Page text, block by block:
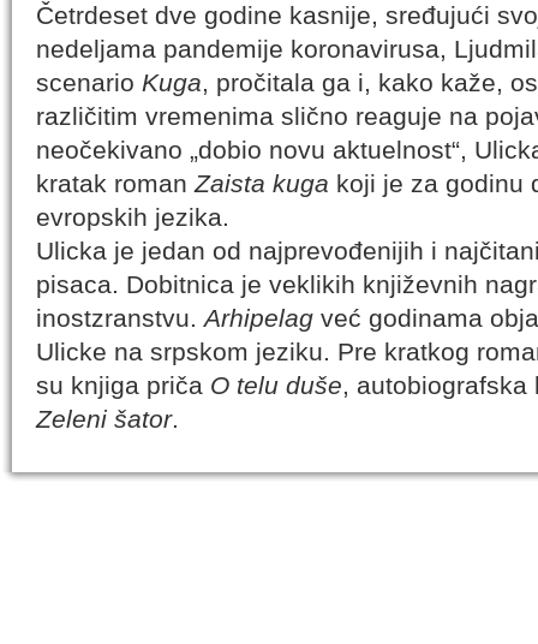
Četrdeset dve godine kasnije, sređujući
nedeljama pandemije koronavirusa,
scenario Kuga, pročitala ga i, kako kaže,
različitim vremenima slično reaguje na
neočekivano „dobio novu aktuelnost“,
kratak roman Zaista kuga koji je za godinu
evropskih jezika.
Ulicka je jedan od najprevođenijih i
pisaca. Dobitnica je veklikih književnih
inostzranstvu.Arhipelag već godinama
Ulicke na srpskom jeziku. Pre kratkog
su knjiga priča O telu duše,
Zeleni šator.